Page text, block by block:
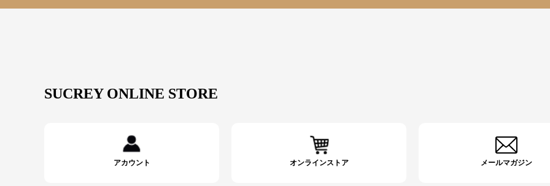
SUCREY ONLINE STORE
アカウント オンラインストア メールマガジン